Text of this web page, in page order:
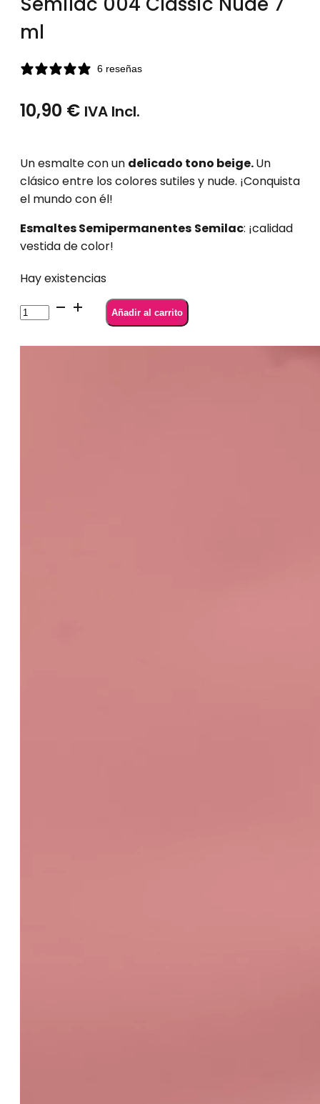
ml
6 reseñas
10,90 € IVA Incl.
Un esmalte con un delicado tono beige.Un
clásico entre los colores sutiles y nude. ¡Conquista
el mundo con él!
Esmaltes Semipermanentes Semilac: ¡calidad
vestida de color!
Hay existencias
Semilac
004
Classic
Añadir al carrito